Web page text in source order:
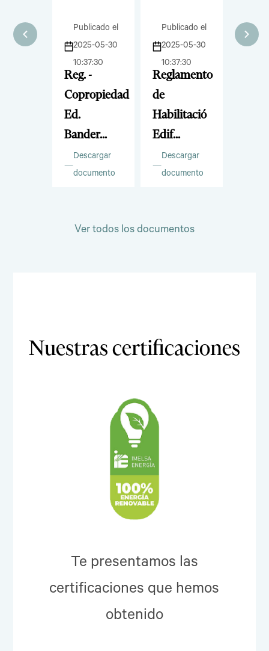
el
06-01
Publicado el
2025-05-30
10:37:30
Reg. -
Copropiedad
Ed.
Bander...
Descargar
documento
Publicado el
2025-05-30
10:37:30
Reglamento
de
Habilitació
Edif...
Descargar
documento
Ver todos los documentos
Nuestras certificaciones
Te presentamos las
certificaciones que hemos
obtenido